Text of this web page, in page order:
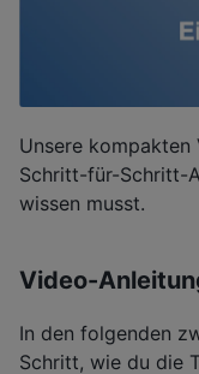
Unsere
Schritt-für-Schritt-
wissen musst.
Video-
In den folgenden
Schritt, wie du die